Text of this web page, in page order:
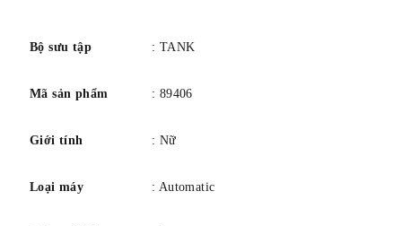
Bộ sưu tập : TANK
Mã sản phẩm : 89406
Giới tính : Nữ
Loại máy : Automatic